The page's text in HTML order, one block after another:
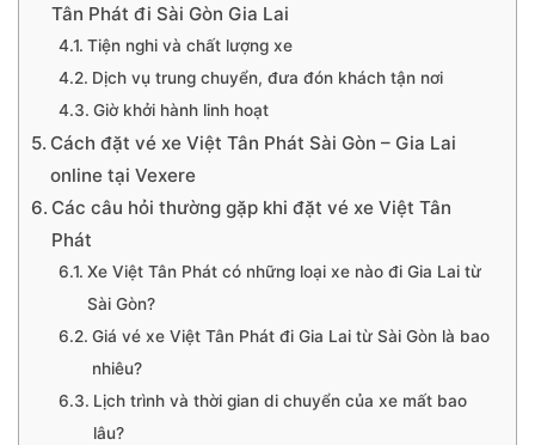
Tân Phát đi Sài Gòn Gia Lai
Tiện nghi và chất lượng xe
Dịch vụ trung chuyển, đưa đón khách tận nơi
Giờ khởi hành linh hoạt
Cách đặt vé xe Việt Tân Phát Sài Gòn – Gia Lai
online tại Vexere
Các câu hỏi thường gặp khi đặt vé xe Việt Tân
Phát
Xe Việt Tân Phát có những loại xe nào đi Gia Lai từ
Sài Gòn?
Giá vé xe Việt Tân Phát đi Gia Lai từ Sài Gòn là bao
nhiêu?
Lịch trình và thời gian di chuyển của xe mất bao
lâu?